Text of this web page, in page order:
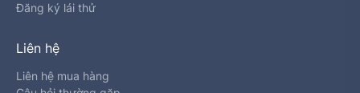
Đăng ký lái thử
Liên hệ
Liên hệ mua hàng